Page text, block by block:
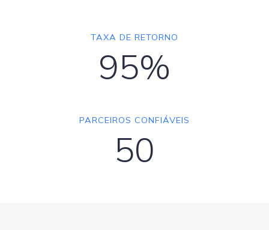
TAXA DE RETORNO
95%
PARCEIROS CONFIÁVEIS
50